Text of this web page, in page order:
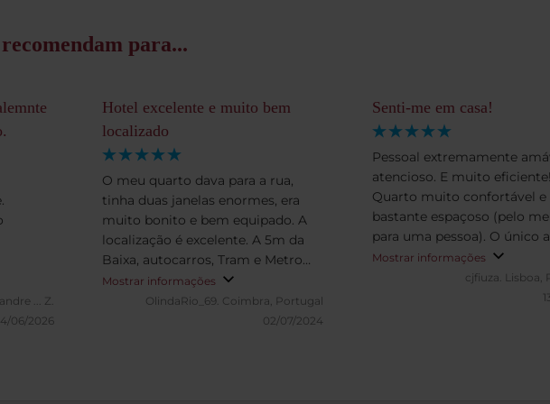
para...
... Z.
06/2026
Hotel excelente e muito bem
localizado
O meu quarto dava para a rua,
tinha duas janelas enormes, era
muito bonito e bem equipado. A
localização é excelente. A 5m da
Baixa, autocarros, Tram e Metro
mesmo à porta. Muito perto das
Instituições Europeias, 20 m a pé,
10m de bicicleta. A equipa é
Mostrar informações
OlindaRio_69. Coimbra, Portugal
02/07/2024
Senti-me em casa!
Pessoal extremamente
atencioso. E muito eficiente!
Quarto muito confortável e
bastante espaçoso (pelo
para uma pessoa). O único
menos positivo era o facto
janela não se poder abrir... O
pequeno-almoço era
Mostrar informações
cjfiuza.